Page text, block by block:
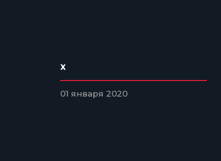
x
01 января 2020